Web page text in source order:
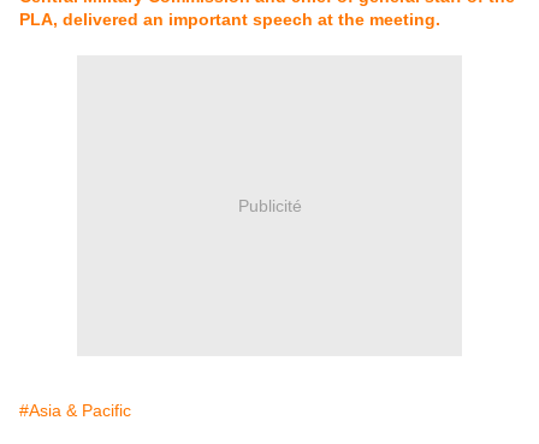
PLA, delivered an important speech at the meeting.
Publicité
#Asia & Pacific